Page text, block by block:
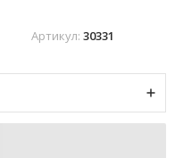
Артикул: 30331